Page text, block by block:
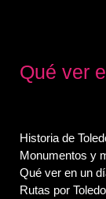
Qué ver
Historia de
Monumentos y
Qué ver en un
Rutas por Toledo